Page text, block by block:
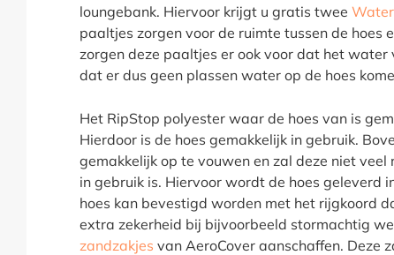
loungebank. Hiervoor krijgt u gratis twee
paaltjes zorgen voor de ruimte tussen de hoes
zorgen deze paaltjes er ook voor dat het water
dat er dus geen plassen water op de hoes
Het RipStop polyester waar de hoes van is
Hierdoor is de hoes gemakkelijk in gebruik.
gemakkelijk op te vouwen en zal deze niet
in gebruik is. Hiervoor wordt de hoes geleverd
hoes kan bevestigd worden met het rijgkoord
extra zekerheid bij bijvoorbeeld stormachtig
zandzakjes van AeroCover aanschaffen. Deze